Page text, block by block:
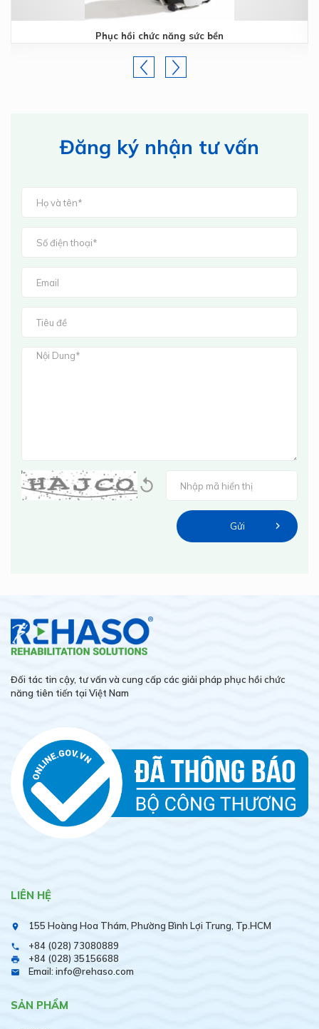
Phục hồi chức năng sức bền
Đăng ký nhận tư vấn
Đối tác tin cậy, tư vấn và cung cấp các giải pháp phục hồi chức
năng tiên tiến tại Việt Nam
LIÊN HỆ
place 155 Hoàng Hoa Thám, Phường Bình Lợi Trung, Tp.HCM
phone +84 (028) 73080889
print +84 (028) 35156688
email Email: info@rehaso.com
SẢN PHẨM